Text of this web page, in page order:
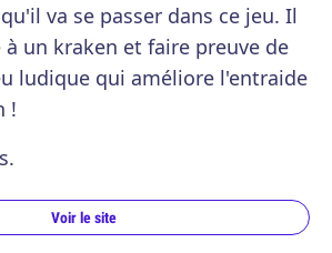
va se passer dans ce jeu. Il
à un kraken et faire preuve de
ludique qui améliore l'entraide
!
Voir le site